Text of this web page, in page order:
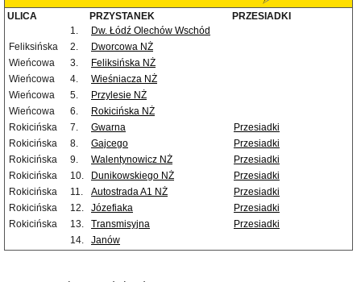
ULICA PRZYSTANEK
PRZESIADKI
1.
Dw. Łódź Olechów Wschód
Feliksińska
2.
Dworcowa NŻ
Wieńcowa
3.
Feliksińska NŻ
Wieńcowa
4.
Wieśniacza NŻ
Wieńcowa
5.
Przylesie NŻ
Wieńcowa
6.
Rokicińska NŻ
Rokicińska
7. Gwarna
Przesiadki
Rokicińska
8. Gajcego
Przesiadki
Rokicińska
9. Walentynowicz NŻ
Przesiadki
Rokicińska
10. Dunikowskiego NŻ
Przesiadki
Rokicińska
11. Autostrada A1 NŻ
Przesiadki
Rokicińska
12. Józefiaka
Przesiadki
Rokicińska
13. Transmisyjna
Przesiadki
14.
Janów